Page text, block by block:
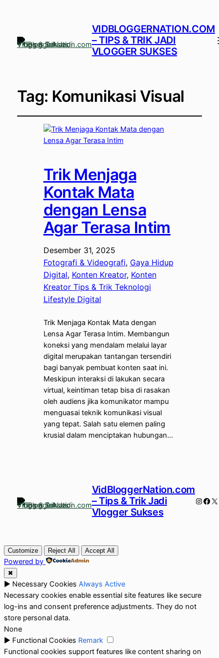
VIDBLOGGERNATION.COM
– TIPS & TRIK JADI
VLOGGER SUKSES
Tag: Komunikasi Visual
Trik Menjaga
Kontak Mata
dengan Lensa
Agar Terasa Intim
Desember 31, 2025
Fotografi & Videografi, Gaya Hidup
Digital, Konten Kreator, Konten
Kreator Tips & Trik Teknologi
Lifestyle Digital
Trik Menjaga Kontak Mata dengan
Lensa Agar Terasa Intim. Membangun
koneksi yang mendalam melalui layar
digital merupakan tantangan tersendiri
bagi banyak pembuat konten saat ini.
Meskipun interaksi di lakukan secara
virtual, keintiman tetap bisa di rasakan
oleh audiens jika komunikator mampu
menguasai teknik komunikasi visual
yang tepat. Salah satu elemen paling
krusial dalam menciptakan hubungan…
VidBloggerNation.com
– Tips & Trik Jadi
Vlogger Sukses
X
Customize Reject All Accept All
Powered by
✖
► Necessary Cookies Always Active
Necessary cookies enable essential site features like secure
log-ins and consent preference adjustments. They do not
store personal data.
None
► Functional Cookies Remark
Functional cookies support features like content sharing on